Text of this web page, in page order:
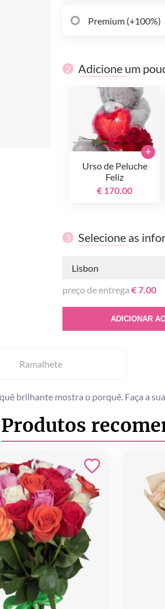
Premium (+100%)
2 Adicione um
Urso de Peluche
Feliz
€ 170.00
+
3 Selecione as
Lisbon
preço de entrega€ 7.00
ADICIONAR
Ramalhete
brilhante mostra o porquê. Faça a
Produtos